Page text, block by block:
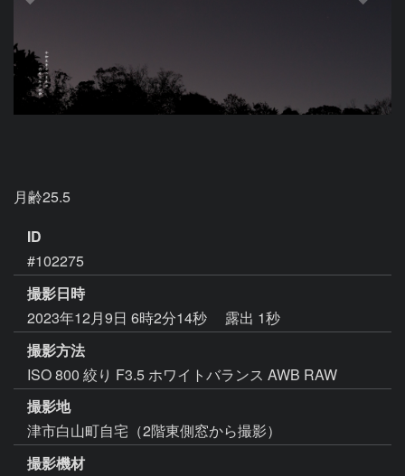
月齢25.5
ID
#102275
撮影日時
2023年12月9日 6時2分14秒
露出 1秒
撮影方法
ISO 800 絞り F3.5 ホワイトバランス AWB RAW
撮影地
津市白山町自宅（2階東側窓から撮影）
撮影機材